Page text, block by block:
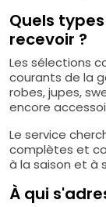
Quels
recevoir ?
Les sélections
courants de la
robes, jupes,
encore
Le service
complètes et
à la saison et à
À qui